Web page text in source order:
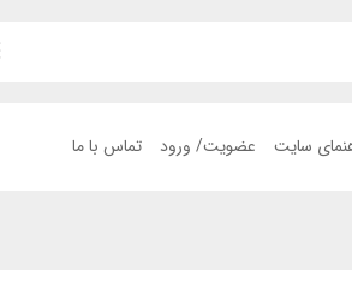
سایت عضویت/ ورود تماس با ما